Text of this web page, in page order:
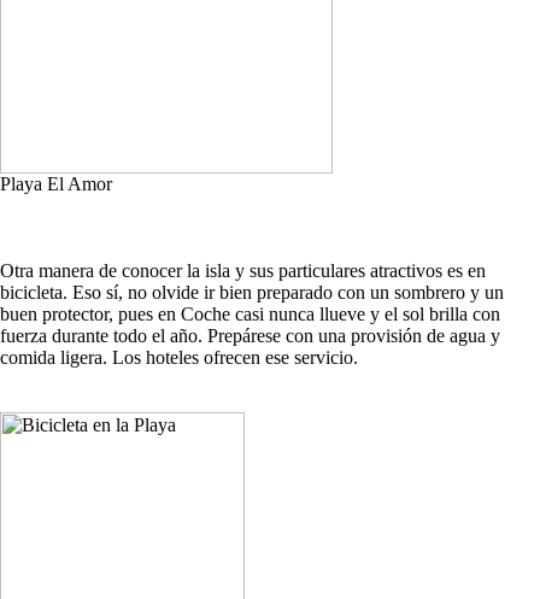
Playa El Amor
Otra manera de conocer la isla y sus particulares atractivos es en
bicicleta. Eso sí, no olvide ir bien preparado con un sombrero y un
buen protector, pues en Coche casi nunca llueve y el sol brilla con
fuerza durante todo el año. Prepárese con una provisión de agua y
comida ligera. Los hoteles ofrecen ese servicio.